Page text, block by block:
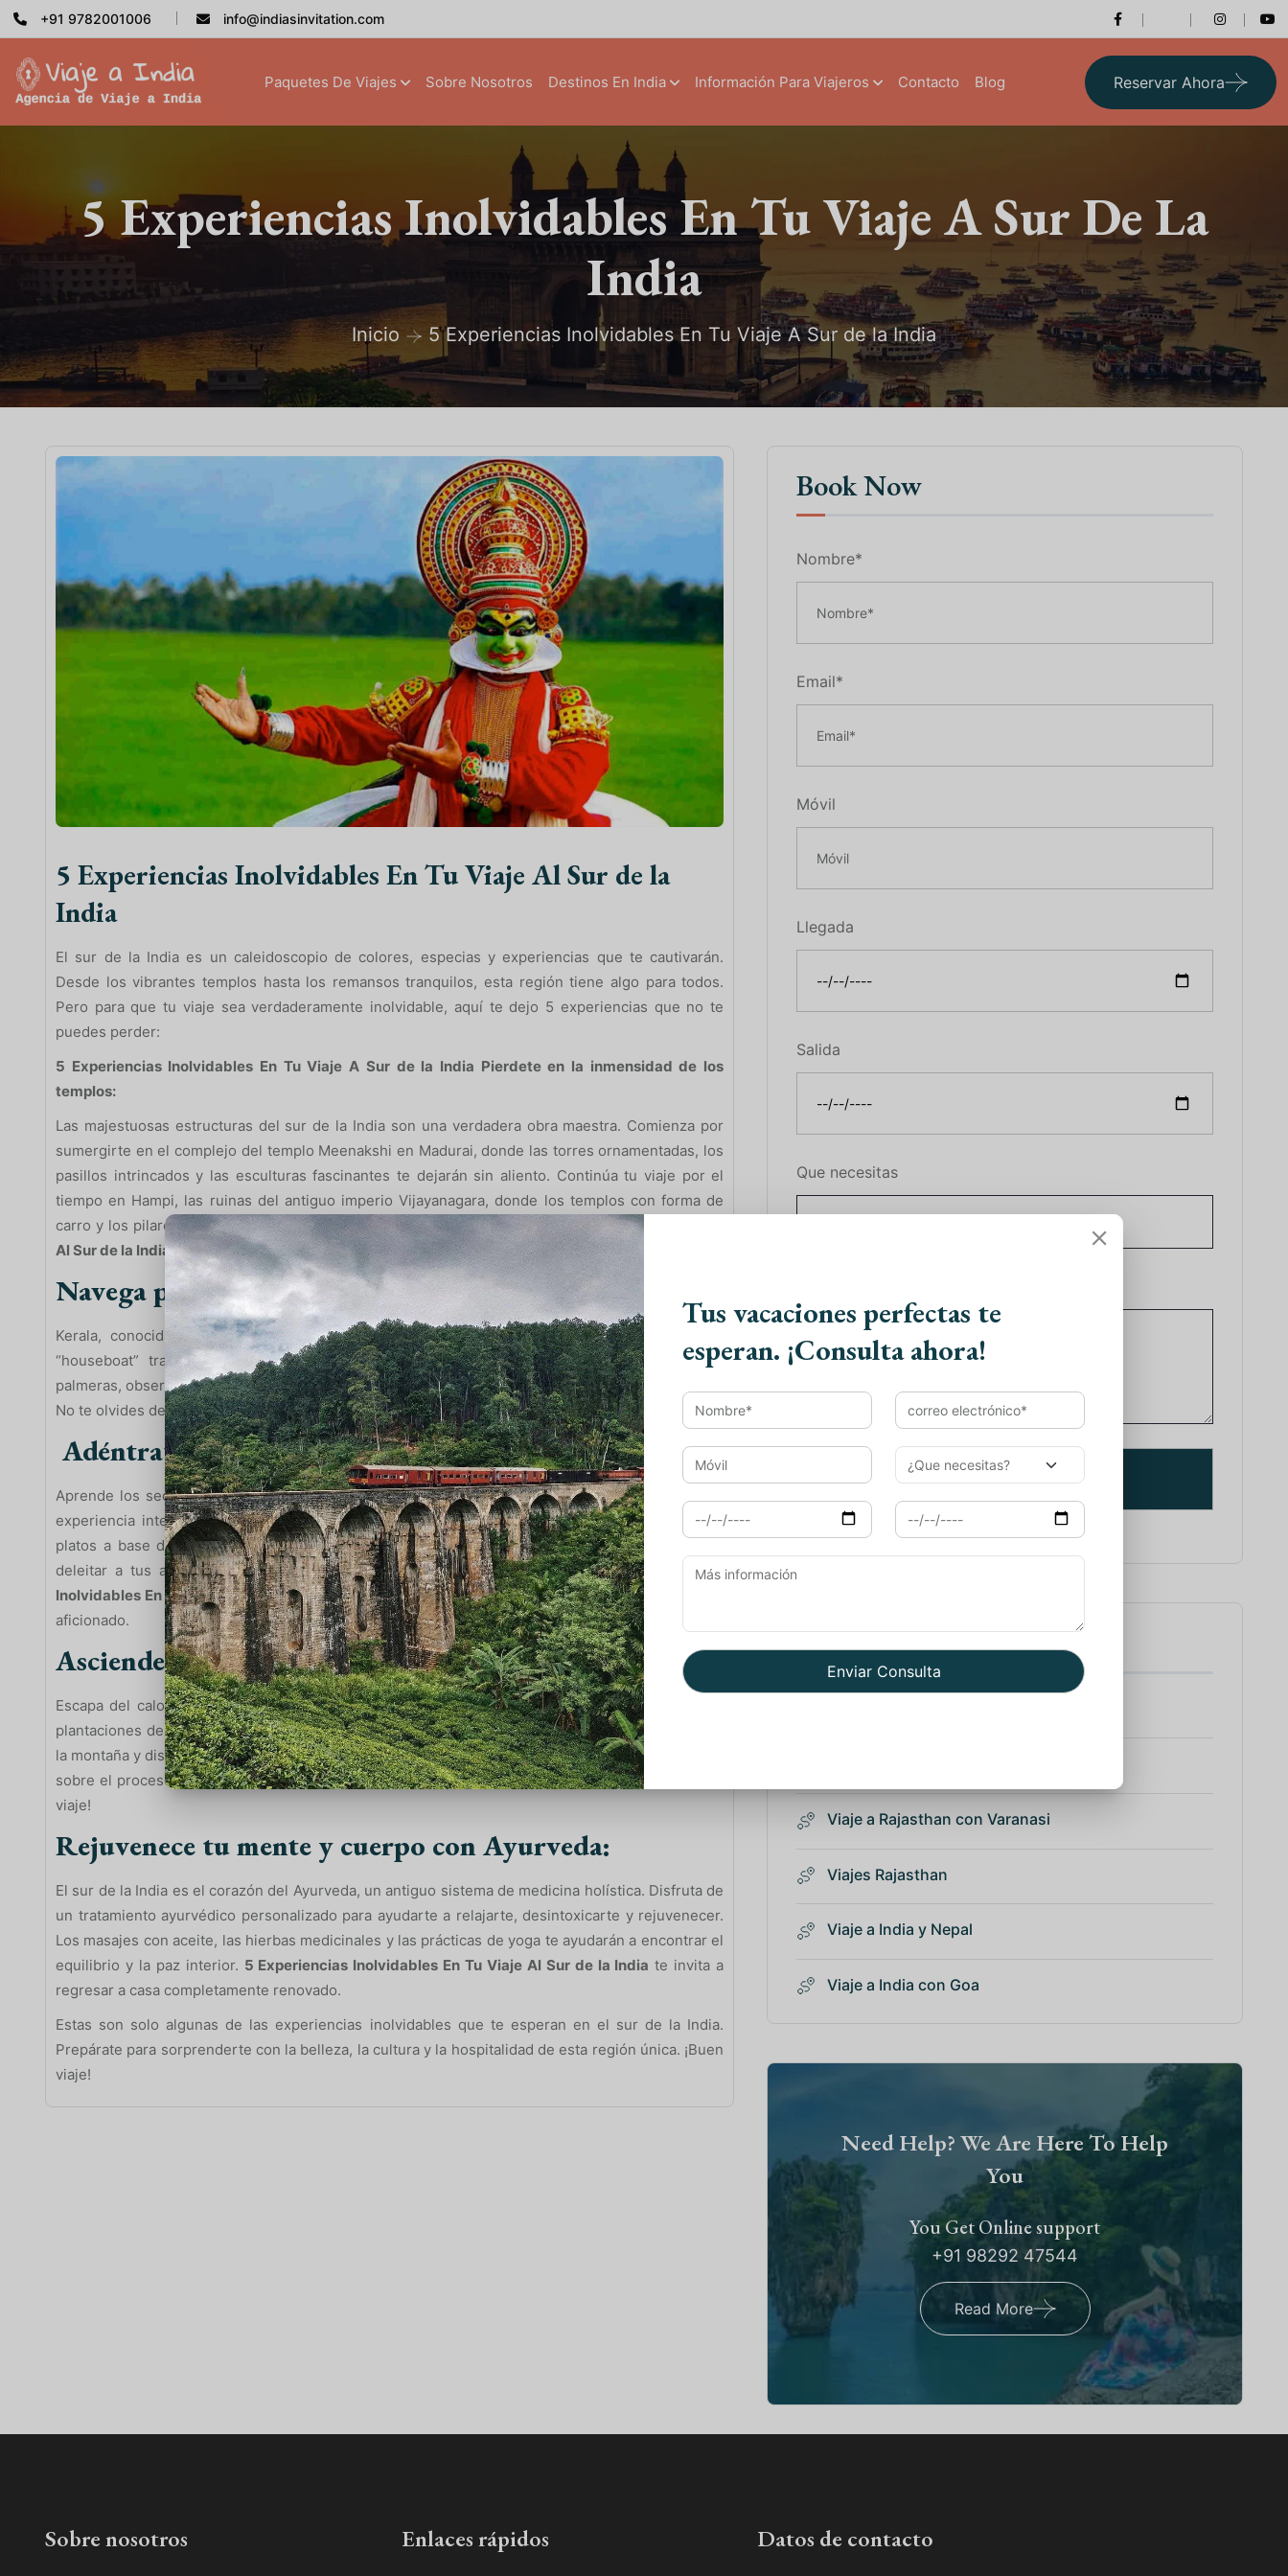
+91 9782001006 info@indiasinvitation.com
Paquetes De Viajes Sobre Nosotros Destinos En India Información Para Viajeros Contacto Blog Reservar Ahora
5 Experiencias Inolvidables En Tu Viaje A Sur De La
India
Inicio 5 Experiencias Inolvidables En Tu Viaje A Sur de la India
5 Experiencias Inolvidables En Tu Viaje Al Sur de la
India
El sur de la India es un caleidoscopio de colores, especias y experiencias que te cautivarán.
Desde los vibrantes templos hasta los remansos tranquilos, esta región tiene algo para todos.
Pero para que tu viaje sea verdaderamente inolvidable, aquí te dejo 5 experiencias que no te
puedes perder:
5 Experiencias Inolvidables En Tu Viaje A Sur de la India Pierdete en la inmensidad de los
templos:
Las majestuosas estructuras del sur de la India son una verdadera obra maestra. Comienza por
sumergirte en el complejo del templo Meenakshi en Madurai, donde las torres ornamentadas, los
pasillos intrincados y las esculturas fascinantes te dejarán sin aliento. Continúa tu viaje por el
tiempo en Hampi, las ruinas del antiguo imperio Vijayanagara, donde los templos con forma de
carro y los pilares musicales te transportarán a otra era.5 Experiencias Inolvidables En Tu Viaje
Al Sur de la Indiate invita a vivir esta experiencia en primera persona.
Navega por los remansos de Kerala:
Kerala, conocida como la “Venecia del Este”, ofrece una experiencia única: navegar en un
“houseboat” tradicional por sus tranquilos remansos. Deslízate por canales bordeados de
palmeras, observa la vida local en los pueblos y aldeas, y disfruta de la belleza serena del paisaje.
No te olvides de probar la deliciosa comida local preparada a bordo, ¡un festín para los sentidos!
Adéntrate en la cultura local con una clase de cocina:
Aprende los secretos de la cocina del sur de la India con una clase de cocina. Disfruta de una
experiencia interactiva donde aprenderás a preparar platos tradicionales como dosa, sambar y
platos a base de curry. No solo te enriquecerás con la cultura local, sino que también podrás
deleitar a tus amigos y familiares a tu regreso con estas delicias culinarias.5 Experiencias
Inolvidables En Tu Viaje Al Sur de la Indiate asegura que te convertirás en un maestro culinario
aficionado.
Asciende a la cima de las colinas de Munnar:
Escapa del calor del sur y dirígete a las colinas de Munnar, un paraíso montañoso cubierto de
plantaciones de té verde esmeralda. Recorre las plantaciones onduladas, respira el aire fresco de
la montaña y disfruta de impresionantes vistas panorámicas. Visita una fábrica de té para aprender
sobre el proceso de elaboración y saborea una taza de té recién hecho, ¡el mejor souvenir de tu
viaje!
Rejuvenece tu mente y cuerpo con Ayurveda:
El sur de la India es el corazón del Ayurveda, un antiguo sistema de medicina holística. Disfruta de
un tratamiento ayurvédico personalizado para ayudarte a relajarte, desintoxicarte y rejuvenecer.
Los masajes con aceite, las hierbas medicinales y las prácticas de yoga te ayudarán a encontrar el
equilibrio y la paz interior. 5 Experiencias Inolvidables En Tu Viaje Al Sur de la India te invita a
regresar a casa completamente renovado.
Estas son solo algunas de las experiencias inolvidables que te esperan en el sur de la India.
Prepárate para sorprenderte con la belleza, la cultura y la hospitalidad de esta región única. ¡Buen
viaje!
Book Now
Nombre*
Email*
Móvil
Llegada
Salida
Que necesitas
Paquetes de Viajes
Viaje a Rajasthan con Varanasi
Viajes Rajasthan
Viaje a India y Nepal
Viaje a India con Goa
Need Help? We Are Here To Help
You
You Get Online support
+91 98292 47544
Read More
Sobre nosotros Enlaces rápidos Datos de contacto
Tus vacaciones perfectas te
esperan. ¡Consulta ahora!